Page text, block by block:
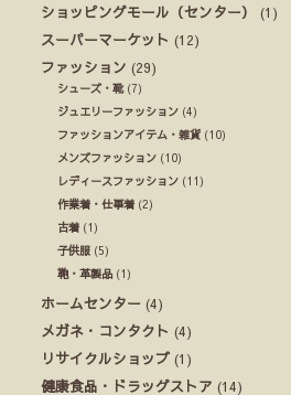
ショッピングモール（センター）
(1)
スーパーマーケット (12)
ファッション (29)
シューズ・靴(7)
ジュエリーファッション (4)
ファッションアイテム・雑貨 (10)
メンズファッション (10)
レディースファッション (11)
作業着・仕事着 (2)
古着 (1)
子供服 (5)
鞄・革製品 (1)
ホームセンター (4)
メガネ・コンタクト (4)
リサイクルショップ (1)
健康食品・ドラッグストア (14)